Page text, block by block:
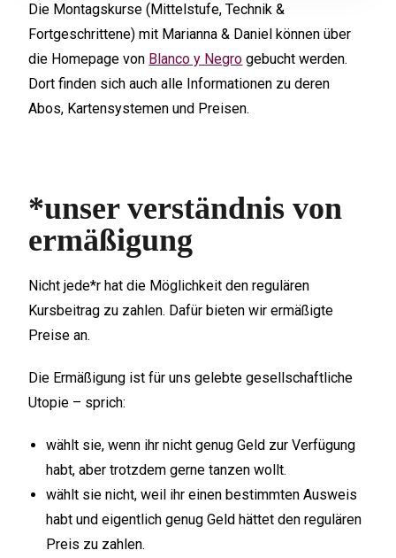
Die Montagskurse (Mittelstufe, Technik &
Fortgeschrittene) mit Marianna & Daniel können über
die Homepage von Blanco y Negro gebucht werden.
Dort finden sich auch alle Informationen zu deren
Abos, Kartensystemen und Preisen.
*unser verständnis von
ermäßigung
Nicht jede*r hat die Möglichkeit den regulären
Kursbeitrag zu zahlen. Dafür bieten wir ermäßigte
Preise an.
Die Ermäßigung ist für uns gelebte gesellschaftliche
Utopie – sprich:
wählt sie, wenn ihr nicht genug Geld zur Verfügung
habt, aber trotzdem gerne tanzen wollt.
wählt sie nicht, weil ihr einen bestimmten Ausweis
habt und eigentlich genug Geld hättet den regulären
Preis zu zahlen.